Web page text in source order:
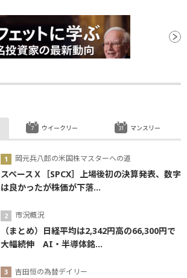
岡元兵八郎の米国株マスターへの道
スペースＸ［SPCX］上場後初の決算発表、数字
は良かったが株価が下落...
市況概況
（まとめ）日経平均は2,342円高の66,300円で
大幅続伸 AI・半導体銘...
吉田恒の為替デイリー
ウイークリー マンスリー